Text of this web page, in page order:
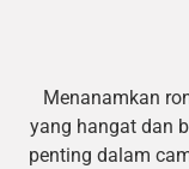
Menanamkan
yang hangat dan
penting dalam